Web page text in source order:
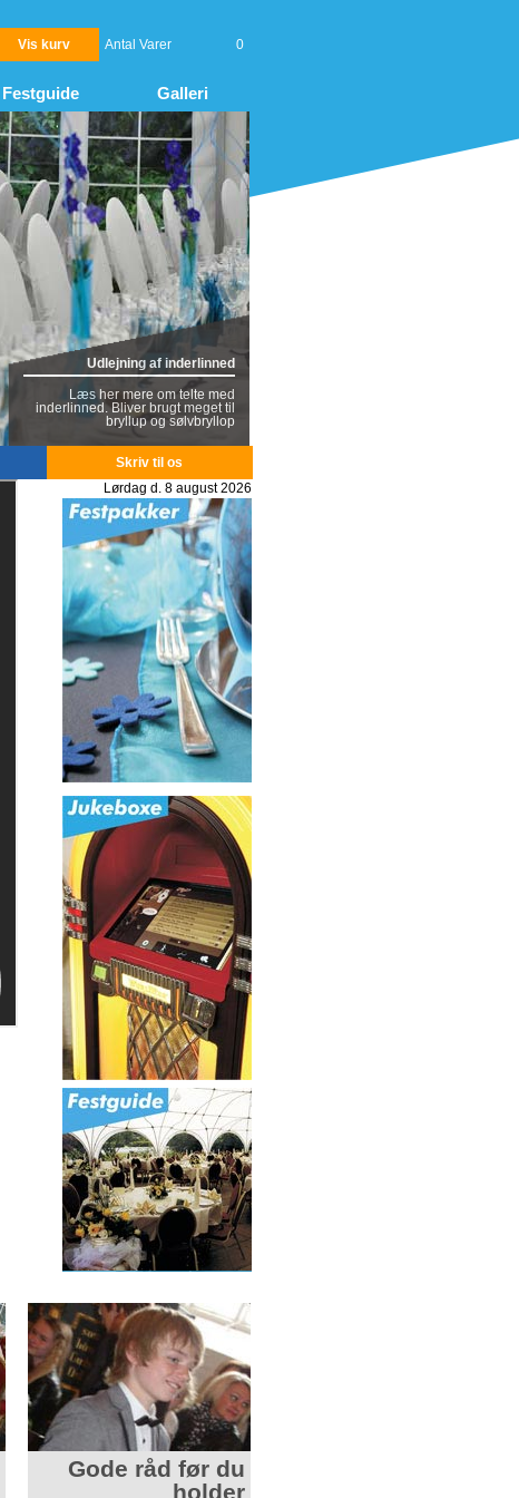
Vis kurv Antal Varer 0
Skriv til os
Lørdag d. 8 august 2026
Festguide Galleri
Udlejning af inderlinned
Læs her mere om telte med
inderlinned. Bliver brugt meget til
bryllup og sølvbryllop
Gode råd før du
holder